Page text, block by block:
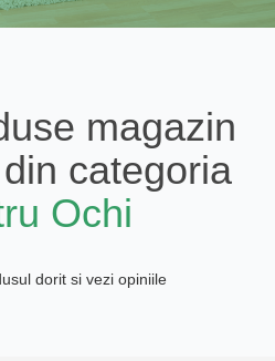
magazin
din categoria
Ochi
dorit si vezi opiniile